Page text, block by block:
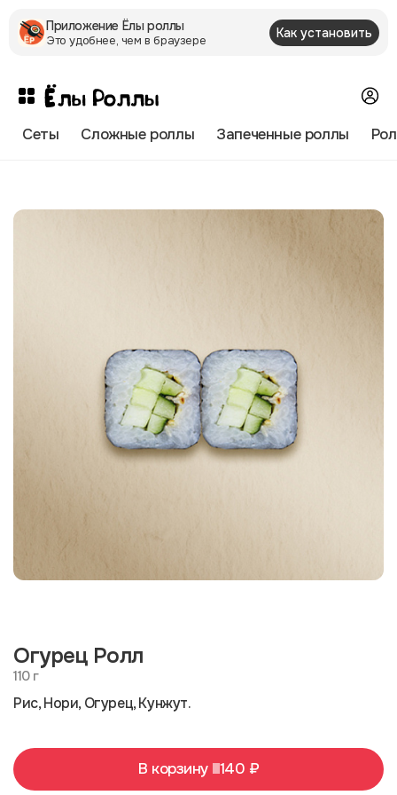
Приложение Ëлы роллы
Это удобнее, чем в браузере Как установить
Сеты Сложные роллы Запеченные роллы
Огурец Ролл
110 г
Рис, Нори, Огурец, Кунжут.
В корзину 140 ₽